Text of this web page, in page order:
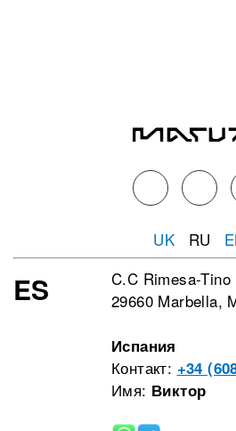
UK RU
ES
C.C Rimesa-
29660 Marbella,
Испания
Контакт: +34
Имя: Виктор